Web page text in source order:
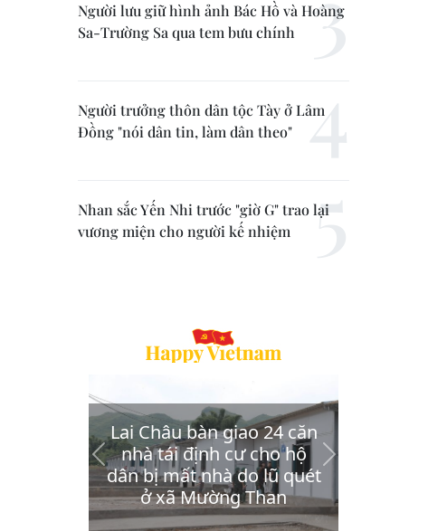
Người lưu giữ hình ảnh Bác Hồ và Hoàng
Sa-Trường Sa qua tem bưu chính
Người trưởng thôn dân tộc Tày ở Lâm
Đồng "nói dân tin, làm dân theo"
Nhan sắc Yến Nhi trước "giờ G" trao lại
vương miện cho người kế nhiệm